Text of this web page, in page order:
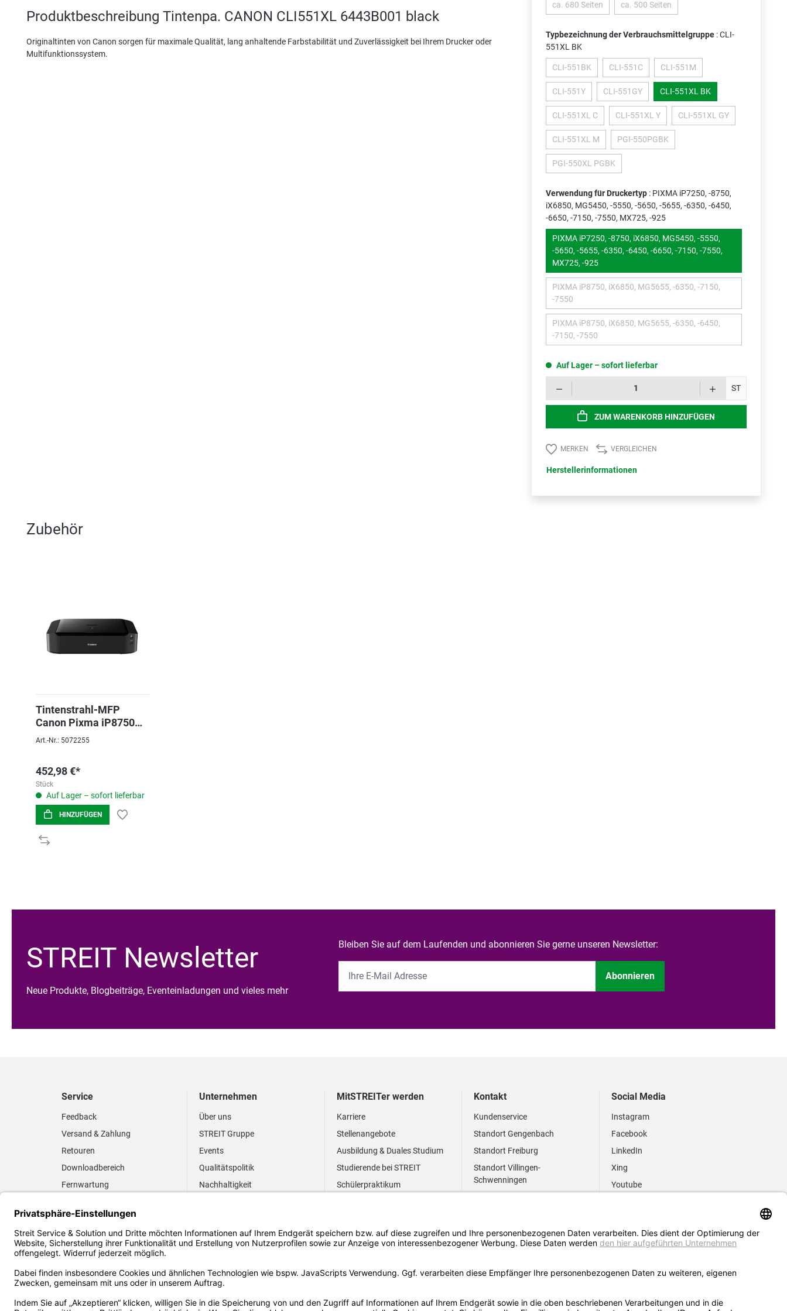
Produktbeschreibung Tintenpa. CANON CLI551XL 6443B001 black
Originaltinten von Canon sorgen für maximale Qualität, lang anhaltende Farbstabilität und Zuverlässigkeit bei Ihrem Drucker oder
Multifunktionssystem.
ca. 680 Seiten(Diese Option ist zurzeit nicht verfügbar.)
ca. 500 Seiten(Diese Option ist zurzeit nicht verfügbar.)
Typbezeichnung der Verbrauchsmittelgruppe : CLI-
551XL BK
CLI-551BK(Diese Option ist zurzeit nicht verfügbar.)
CLI-551C(Diese Option ist zurzeit nicht verfügbar.)
CLI-551M(Diese Option ist zurzeit nicht
CLI-551Y
(Diese Option ist zurzeit nicht verfügbar.)
CLI-551GY
(Diese Option ist zurzeit nicht verfügbar.)
CLI-551XL BK
CLI-551XL C(Diese Option ist zurzeit nicht verfügbar.)
CLI-551XL Y
(Diese Option ist zurzeit nicht verfügbar.)
CLI-551XL GY(Diese Option ist zurzeit
CLI-551XL M(Diese Option ist zurzeit nicht verfügbar.)
PGI-550PGBK(Diese Option ist zurzeit nicht verfügbar.)
PGI-550XL PGBK(Diese Option ist zurzeit nicht verfügbar.)
Verwendung für Druckertyp : PIXMA iP7250, -8750,
iX6850, MG5450, -5550, -5650, -5655, -6350, -6450,
-6650, -7150, -7550, MX725, -925
PIXMA iP7250, -8750, iX6850, MG5450, -5550,
-5650, -5655, -6350, -6450, -6650, -7150, -7550,
MX725, -925
PIXMA iP8750, iX6850, MG5655, -6350, -7150,
-7550
PIXMA iP8750, iX6850, MG5655, -6350, -6450,
-7150, -7550
Auf Lager – sofort lieferbar
ST
ZUM WARENKORB HINZUFÜGEN
MERKEN VERGLEICHEN
Herstellerinformationen
Zubehör
Tintenstrahl-MFP
Canon Pixma iP8750
A3+
Art.-Nr.: 5072255
452,98 €*
Stück
Auf Lager – sofort lieferbar
HINZUFÜGEN
STREIT Newsletter
Neue Produkte, Blogbeiträge, Eventeinladungen und vieles mehr
Bleiben Sie auf dem Laufenden und abonnieren Sie gerne unseren Newsletter:
Abonnieren
Service
Feedback
Versand & Zahlung
Retouren
Downloadbereich
Fernwartung
Elektronischer
Rechnungsversand
FAQ EUDR
Unternehmen
Über uns
STREIT Gruppe
Events
Qualitätspolitik
Nachhaltigkeit
MitSTREITer werden
Karriere
Stellenangebote
Ausbildung & Duales Studium
Studierende bei STREIT
Schülerpraktikum
Kontakt
Kundenservice
Standort Gengenbach
Standort Freiburg
Standort Villingen-
Schwenningen
Social Media
Instagram
Facebook
LinkedIn
Xing
Youtube